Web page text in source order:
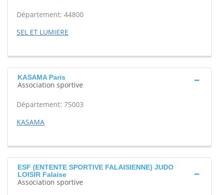
Département: 44800
SEL ET LUMIERE
KASAMA Paris
Association sportive
Département: 75003
KASAMA
ESF (ENTENTE SPORTIVE FALAISIENNE) JUDO
LOISIR Falaise
Association sportive